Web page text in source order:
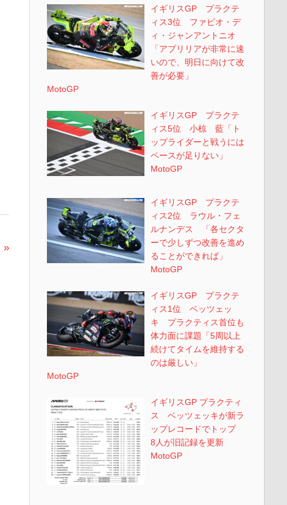
イギリスGP プラクテ
ィス3位 ファビオ・デ
ィ・ジャンアントニオ
「アプリリアが非常に速
いので、明日に向けて改
善が必要」
MotoGP
イギリスGP プラクテ
ィス5位 小椋 藍「ト
ップライダーと戦うには
ペースが足りない」
MotoGP
イギリスGP プラクテ
ィス2位 ラウル・フェ
ルナンデス 「各セクタ
ーで少しずつ改善を進め
ることができれば」
MotoGP
イギリスGP プラクテ
ィス1位 ベッツェッ
キ プラクティス首位も
体力面に課題「5周以上
続けてタイムを維持する
のは厳しい」
MotoGP
イギリスGP プラクティ
ス ベッツェッキが新ラ
ップレコードでトップ
8人が旧記録を更新
MotoGP